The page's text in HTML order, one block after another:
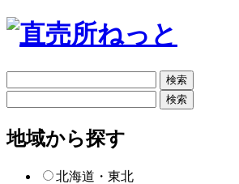
リ
ー
検
索
ー
検
地域から探す
北海道・東北